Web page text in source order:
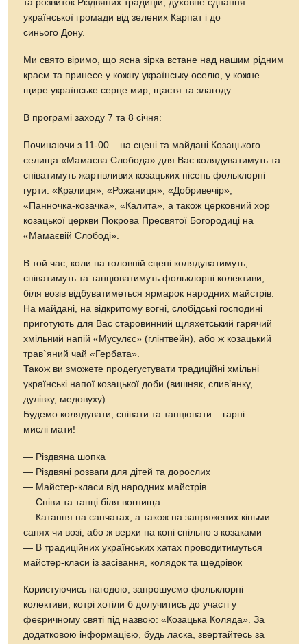
та розвиток Різдвяних традицій, духовне єднання
української громади від зелених Карпат і до
синього Дону.
Ми свято віримо, що ясна зірка встане над нашим рідним
краєм та принесе у кожну українську оселю, у кожне
щире українське серце мир, щастя та злагоду.
В програмі заходу 7 та 8 січня:
Починаючи з 11-00 – на сцені та майдані Козацького
селища «Мамаєва Слобода» для Вас колядуватимуть та
співатимуть жартівливих козацьких пісень фольклорні
гурти: «Кралиця», «Рожаниця», «Добривечір»,
«Панночка-козачка», «Калита», а також церковний хор
козацької церкви Покрова Пресвятої Богородиці на
«Мамаєвій Слободі».
В той час, коли на головній сцені колядуватимуть,
співатимуть та танцюватимуть фольклорні колективи,
біля возів відбуватиметься ярмарок народних майстрів.
На майдані, на відкритому вогні, слобідські господині
приготують для Вас старовинний щляхетський гарячий
хмільний напій «Мусулєс» (глінтвейн), або ж козацький
трав`яний чай «Гербата».
Також ви зможете продегустувати традиційні хмільні
українські напої козацької доби (вишняк, слив’янку,
дулівку, медовуху).
Будемо колядувати, співати та танцювати – гарні
мислі мати!
— Різдвяна шопка
— Різдвяні розваги для дітей та дорослих
— Майстер-класи від народних майстрів
— Співи та танці біля вогнища
— Катання на санчатах, а також на запряжених кіньми
санях чи возі, або ж верхи на коні спільно з козаками
— В традиційних українських хатах проводитимуться
майстер-класи із засівання, колядок та щедрівок
Користуючись нагодою, запрошуємо фольклорні
колективи, котрі хотіли б долучитись до участі у
феєричному святі під назвою: «Козацька Коляда». За
додатковою інформацією, будь ласка, звертайтесь за